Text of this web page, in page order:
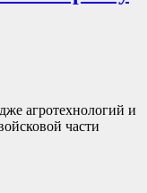
агротехнологий и
части